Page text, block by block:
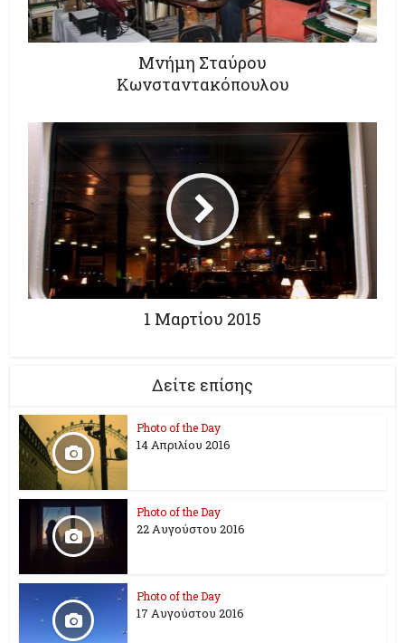
Μνήμη Σταύρου
Κωνσταντακόπουλου
1 Μαρτίου 2015
Δείτε επίσης
Photo of the Day
14 Απριλίου 2016
Photo of the Day
22 Αυγούστου 2016
Photo of the Day
17 Aυγούστου 2016